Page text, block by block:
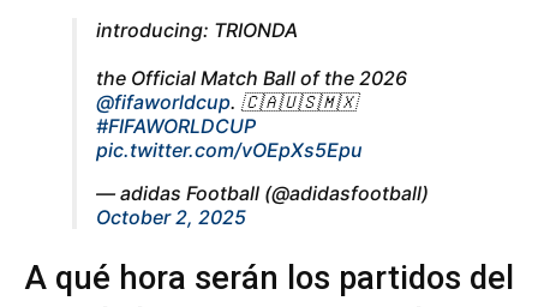
introducing: TRIONDA ​
the Official Match Ball of the 2026
@fifaworldcup. 🇨🇦🇺🇸🇲🇽​
#FIFAWORLDCUP
pic.twitter.com/vOEpXs5Epu
— adidas Football (@adidasfootball)
October 2, 2025
A qué hora serán los partidos del